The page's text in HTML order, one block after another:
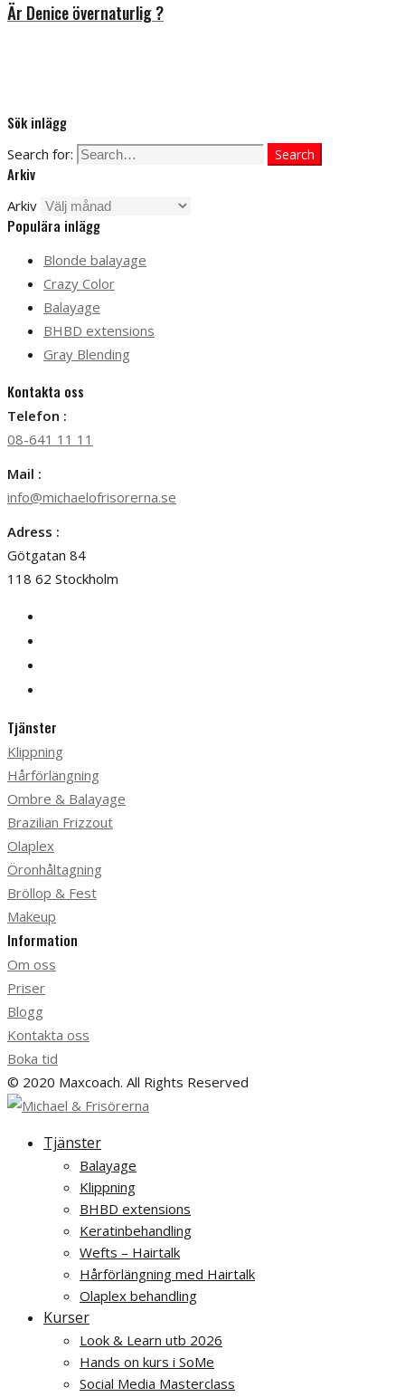
Är Denice övernaturlig ?
Sök inlägg
Search for: Search
Arkiv
Arkiv
Populära inlägg
Blonde balayage
Crazy Color
Balayage
BHBD extensions
Gray Blending
Kontakta oss
Telefon :
08-641 11 11
Mail :
info@michaelofrisorerna.se
Adress :
Götgatan 84
118 62 Stockholm
Tjänster
Klippning
Hårförlängning
Ombre & Balayage
Brazilian Frizzout
Olaplex
Öronhåltagning
Bröllop & Fest
Makeup
Information
Om oss
Priser
Blogg
Kontakta oss
Boka tid
© 2020 Maxcoach. All Rights Reserved
Tjänster
Balayage
Klippning
BHBD extensions
Keratinbehandling
Wefts – Hairtalk
Hårförlängning med Hairtalk
Olaplex behandling
Kurser
Look & Learn utb 2026
Hands on kurs i SoMe
Social Media Masterclass